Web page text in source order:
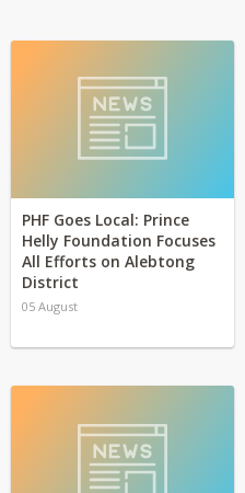
PHF Goes Local: Prince
Helly Foundation Focuses
All Efforts on Alebtong
District
05 August